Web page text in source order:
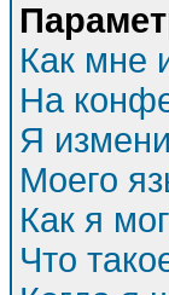
Как мне
На
Я
Моего
Как я
Что